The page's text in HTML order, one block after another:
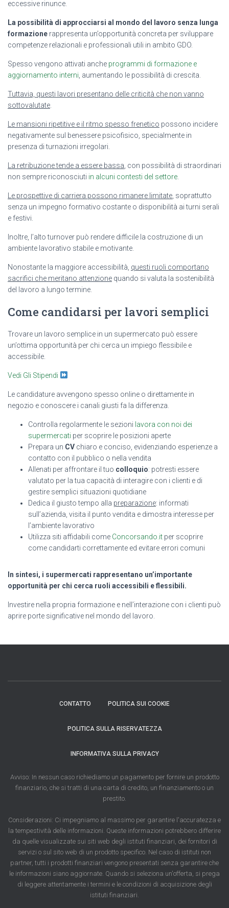
eccessive rinunce.
La possibilità di approcciarsi al mondo del lavoro senza lunga
formazione rappresenta un’opportunità concreta per sviluppare
competenze relazionali e professionali utili in ambito GDO.
Spesso vengono attivati anche programmi di formazione e
aggiornamento interni , aumentando le possibilità di crescita.
Tuttavia, questi lavori presentano delle criticità che non vanno
sottovalutate
Le mansioni ripetitive e il ritmo spesso frenetico possono incidere
negativamente sul benessere psicofisico, specialmente in
presenza di turnazioni irregolari.
La retribuzione tende a essere bassa , con possibilità di straordinari
non sempre riconosciuti in alcuni contesti del settore
Le prospettive di carriera possono rimanere limitate , soprattutto
senza un impegno formativo costante o disponibilità ai turni serali
e festivi.
Inoltre, l’alto turnover può rendere difficile la costruzione di un
ambiente lavorativo stabile e motivante.
Nonostante la maggiore accessibilità, questi ruoli comportano
sacrifici che meritano attenzione quando si valuta la sostenibilità
del lavoro a lungo termine.
Come candidarsi per lavori semplici
Trovare un lavoro semplice in un supermercato può essere
un’ottima opportunità per chi cerca un impiego flessibile e
accessibile.
Vedi Gli Stipendi
Le candidature avvengono spesso online o direttamente in
negozio e conoscere i canali giusti fa la differenza.
Controlla regolarmente le sezioni lavora con noi dei
supermercati per scoprire le posizioni aperte
Prepara un CV chiaro e conciso, evidenziando esperienze a
contatto con il pubblico o nella vendita
Allenati per affrontare il tuo colloquio: potresti essere
valutato per la tua capacità di interagire con i clienti e di
gestire semplici situazioni quotidiane
Dedica il giusto tempo alla preparazione: informati
sull’azienda, visita il punto vendita e dimostra interesse per
l’ambiente lavorativo
Utilizza siti affidabili come Concorsando.it per scoprire
come candidarti correttamente ed evitare errori comuni
In sintesi, i supermercati rappresentano un’importante
opportunità per chi cerca ruoli accessibili e flessibili.
Investire nella propria formazione e nell’interazione con i clienti può
aprire porte significative nel mondo del lavoro.
CONTATTO POLITICA SUI COOKIE
POLITICA SULLA RISERVATEZZA
INFORMATIVA SULLA PRIVACY
Avviso: In nessun caso richiediamo un pagamento per fornire un prodotto
finanziario, che si tratti di una carta di credito, un finanziamento o un
prestito.
Considerazioni: Ci impegniamo al massimo per garantire l'accuratezza e
la tempestività delle informazioni. Queste informazioni potrebbero differire
da quelle visualizzate sui siti web degli istituti finanziari, dei fornitori di
servizi o sul sito web di un prodotto specifico. Nel caso di istituti non
partner, tutti i prodotti finanziari vengono presentati senza garantire che
le informazioni siano aggiornate. Quando si seleziona un'offerta, si prega
di leggere attentamente i termini e le condizioni di acquisizione degli
istituti finanziari.